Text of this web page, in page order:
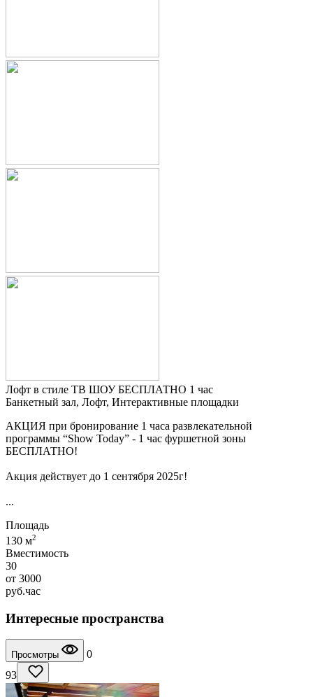
Лофт в стиле ТВ ШОУ БЕСПЛАТНО 1 час
Банкетный зал, Лофт, Интерактивные площадки
АКЦИЯ при бронирование 1 часа развлекательной
программы “Show Today” - 1 час фуршетной зоны
БЕСПЛАТНО!
Акция действует до 1 сентября 2025г!
...
Площадь
130 м2
Вместимость
30
от 3000
руб.час
Интересные пространства
Просмотры
0
93